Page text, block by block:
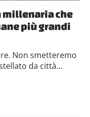
millenaria che
più grandi
Non smetteremo
da città...